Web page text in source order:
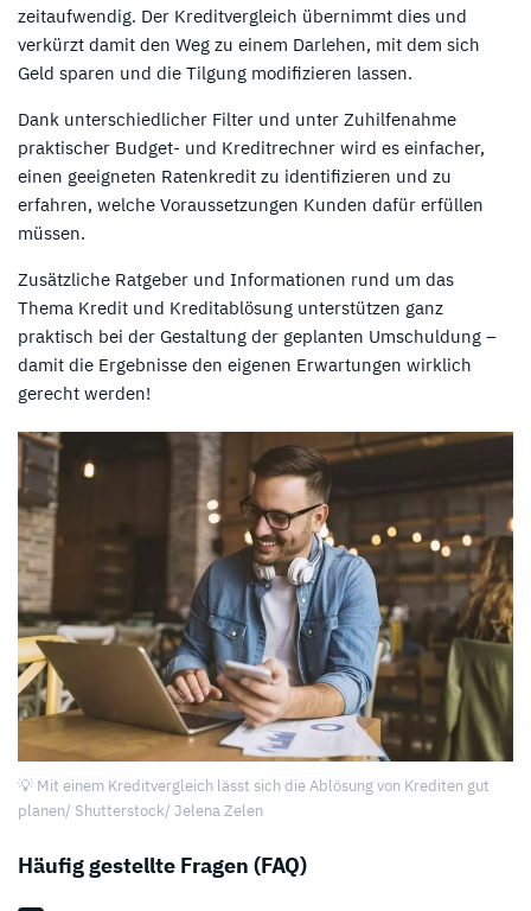
zeitaufwendig. Der Kreditvergleich übernimmt dies und
verkürzt damit den Weg zu einem Darlehen, mit dem sich
Geld sparen und die Tilgung modifizieren lassen.
Dank unterschiedlicher Filter und unter Zuhilfenahme
praktischer Budget- und Kreditrechner wird es einfacher,
einen geeigneten Ratenkredit zu identifizieren und zu
erfahren, welche Voraussetzungen Kunden dafür erfüllen
müssen.
Zusätzliche Ratgeber und Informationen rund um das
Thema Kredit und Kreditablösung unterstützen ganz
praktisch bei der Gestaltung der geplanten Umschuldung –
damit die Ergebnisse den eigenen Erwartungen wirklich
gerecht werden!
💡 Mit einem Kreditvergleich lässt sich die Ablösung von Krediten gut
planen/ Shutterstock/ Jelena Zelen
Häufig gestellte Fragen (FAQ)